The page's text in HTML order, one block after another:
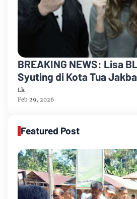
BREAKING NEWS: Lisa
Syuting di Kota Tua
Sejumlah Ruas Jalan
Lk
Feb 29, 2026
Featured Post